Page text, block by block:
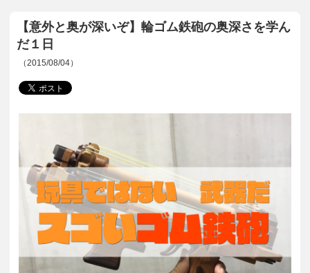
【意外と奥が深いぞ】輪ゴム鉄砲の奥深さを学ん
だ１日
（2015/08/04）